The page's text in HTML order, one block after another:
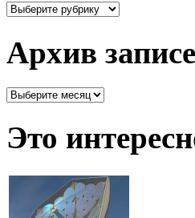
Здесь
Архив
Архив
месяцам
Это